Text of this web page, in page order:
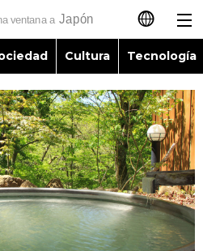
日本語
English
简体字
繁體字
Français
Cultura Tecnología